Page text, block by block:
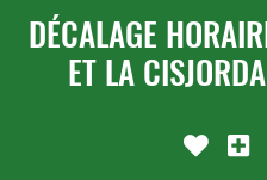
DÉCALAGE
ET LA